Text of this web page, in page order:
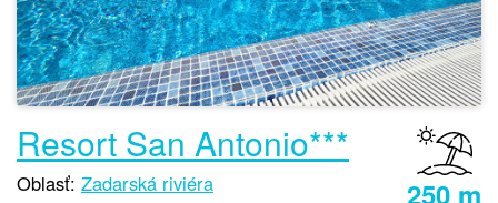
250 m
Resort San Antonio***
Oblasť: Zadarská riviéra